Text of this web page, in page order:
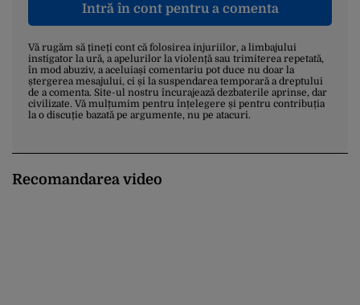
Intră în cont pentru a comenta
Vă rugăm să țineți cont că folosirea injuriilor, a limbajului
instigator la ură, a apelurilor la violență sau trimiterea repetată,
în mod abuziv, a aceluiași comentariu pot duce nu doar la
ștergerea mesajului, ci și la suspendarea temporară a dreptului
de a comenta. Site-ul nostru încurajează dezbaterile aprinse, dar
civilizate. Vă mulțumim pentru înțelegere și pentru contribuția
la o discuție bazată pe argumente, nu pe atacuri.
Recomandarea video